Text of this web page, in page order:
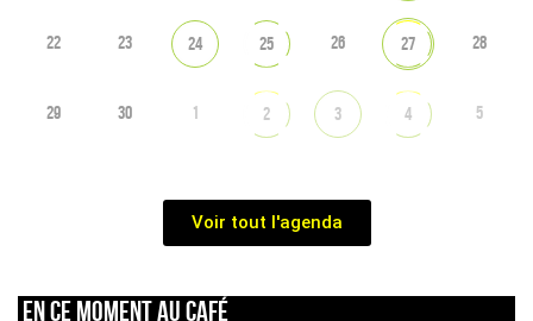
22 23 24 25 26 27 28
29 30 1 2 3 4 5
Voir tout l'agenda
En ce moment au café